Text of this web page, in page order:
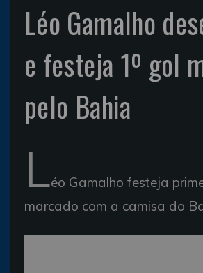
Léo Gamalho
e festeja 1º gol
pelo Bahia
Léo Gamalho festeja
marcado com a camisa do